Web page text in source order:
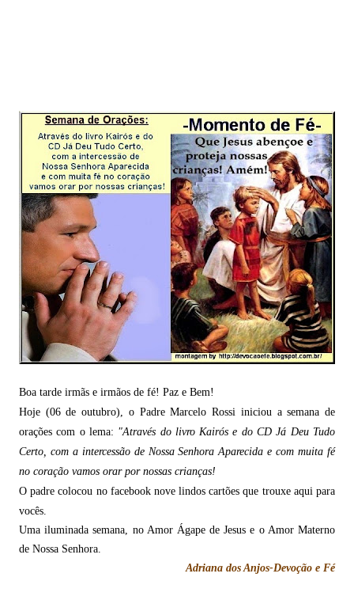
Boa tarde irmãs e irmãos de fé! Paz e Bem!
Hoje (06 de outubro), o Padre Marcelo Rossi iniciou a semana de
orações com o lema: "Através do livro Kairós e do CD Já Deu Tudo
Certo, com a intercessão de Nossa Senhora Aparecida e com muita fé
no coração vamos orar por nossas crianças!
O padre colocou no facebook nove lindos cartões que trouxe aqui para
vocês.
Uma iluminada semana, no Amor Ágape de Jesus e o Amor Materno
de Nossa Senhora.
Adriana dos Anjos-Devoção e Fé